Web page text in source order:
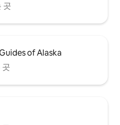
곳
of Alaska
곳